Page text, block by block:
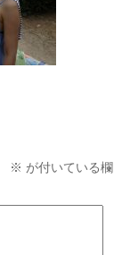
※ が付いている欄